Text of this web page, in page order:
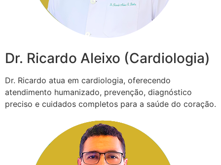
Dr. Ricardo Aleixo (Cardiologia)
Dr. Ricardo atua em cardiologia, oferecendo
atendimento humanizado, prevenção, diagnóstico
preciso e cuidados completos para a saúde do coração.